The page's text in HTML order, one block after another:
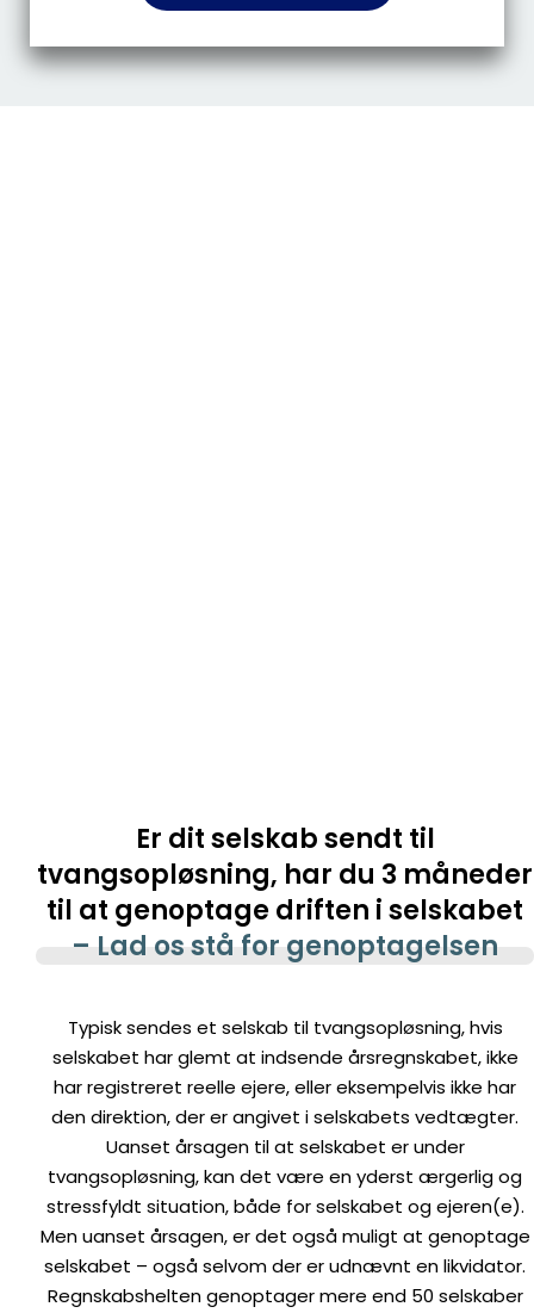
Er dit selskab sendt til
tvangsopløsning, har du 3 måneder
til at genoptage driften i selskabet
– Lad os stå for genoptagelsen
Typisk sendes et selskab til tvangsopløsning, hvis
selskabet har glemt at indsende årsregnskabet, ikke
har registreret reelle ejere, eller eksempelvis ikke har
den direktion, der er angivet i selskabets vedtægter.
Uanset årsagen til at selskabet er under
tvangsopløsning, kan det være en yderst ærgerlig og
stressfyldt situation, både for selskabet og ejeren(e).
Men uanset årsagen, er det også muligt at genoptage
selskabet – også selvom der er udnævnt en likvidator.
Regnskabshelten genoptager mere end 50 selskaber